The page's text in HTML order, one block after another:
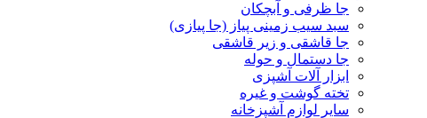
جا ظرفی و آبچکان
سبد سیب زمینی پیاز (جا پیازی)
جا قاشقی و زیر قاشقی
جا دستمال و حوله
ابزار آلات آشپزی
تخته گوشت و غیره
سایر لوازم آشپزخانه